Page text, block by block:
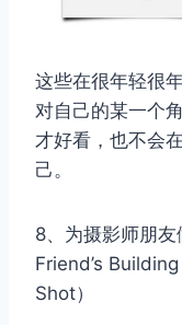
这些在很年轻很
对自己的某一个
才好看，也不会
己。
8、为摄影师朋
Friend’s
Shot）